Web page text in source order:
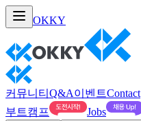
OKKY
커뮤니티 Q&A이벤트Contact
부트캠프
Jobs